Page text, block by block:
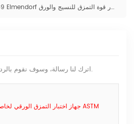
GBD-S ASTMD689 Elmendorf جهاز اختبار قوة التمزق للنسيج والورق
اترك لنا رسالة، وسوف نقوم بالرد عليك في أسرع وقت ممكن.